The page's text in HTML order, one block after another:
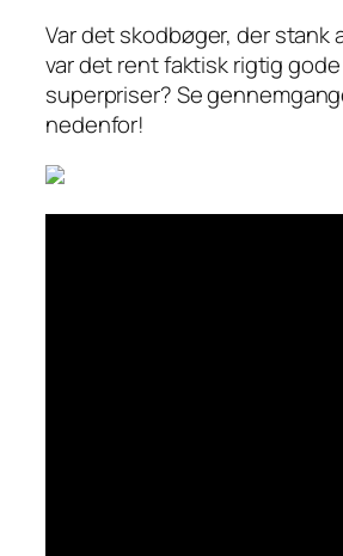
Var det skodbøger, der stank
var det rent faktisk rigtig
superpriser? Se
nedenfor!